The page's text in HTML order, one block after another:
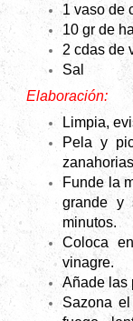
1 vaso de
10 gr de
2 cdas de
Sal
Elaboración:
Limpia,
Pela y
Funde la
grande y
minutos.
Coloca
vinagre.
Añade las
Sazona